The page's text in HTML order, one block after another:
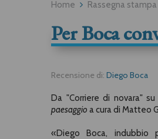
Home Rassegna stampa
Per Boca
Recensione di: Diego Boca
Da "Corriere di novara" su
paesaggio a cura di Matteo
«Diego Boca, indubbio